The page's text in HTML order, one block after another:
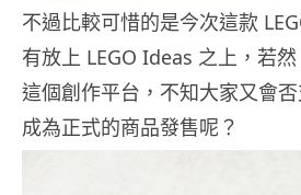
不過比較可惜的是今次這款
有放上 LEGO Ideas 之上，若
這個創作平台，不知大家又會
成為正式的商品發售呢？